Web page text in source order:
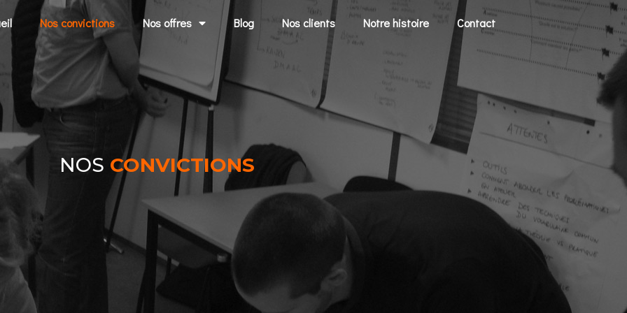
Nos convictions Nos offres Blog Nos clients Notre histoire Contact
NOS CONVICTIONS